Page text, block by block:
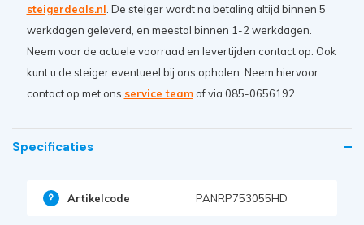
steigerdeals.nl . De steiger wordt na betaling altijd binnen 5
werkdagen geleverd, en meestal binnen 1-2 werkdagen.
Neem voor de actuele voorraad en levertijden contact op. Ook
kunt u de steiger eventueel bij ons ophalen. Neem hiervoor
contact op met ons service teamof via 085-0656192.
Specificaties
Artikelcode PANRP753055HD